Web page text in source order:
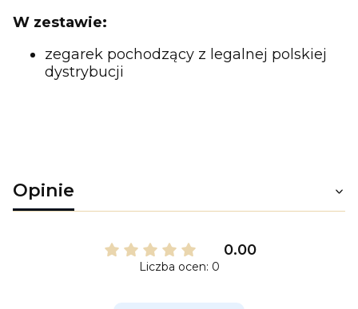
W zestawie:
zegarek pochodzący z legalnej polskiej
dystrybucji
Opinie
0.00
Liczba ocen: 0